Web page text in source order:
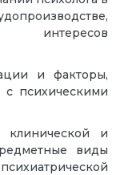
интересов
и факторы,
психическими
и
виды